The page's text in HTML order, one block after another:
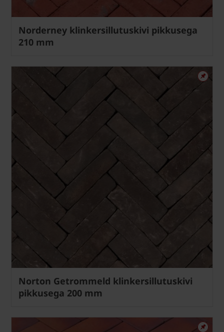
Norderney klinkersillutuskivi pikkusega
210 mm
Norton Getrommeld klinkersillutuskivi
pikkusega 200 mm